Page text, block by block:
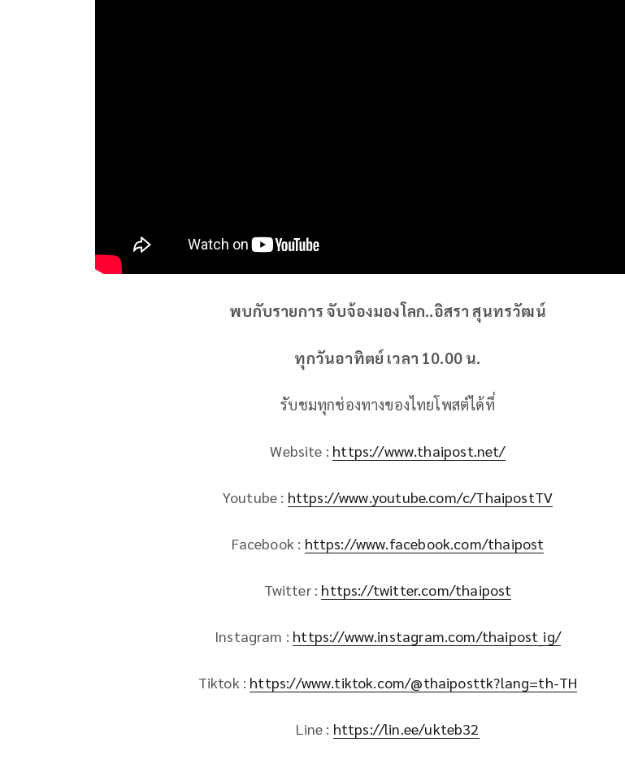
พบกับรายการ จับจ้องมองโลก..อิสรา สุนทรวัฒน์
ทุกวันอาทิตย์ เวลา 10.00 น.
รับชมทุกช่องทางของไทยโพสต์ได้ที่
Website : https://www.thaipost.net/
Youtube : https://www.youtube.com/c/ThaipostTV
Facebook : https://www.facebook.com/thaipost
Twitter : https://twitter.com/thaipost
Instagram : https://www.instagram.com/thaipost_ig/
Tiktok : https://www.tiktok.com/@thaiposttk?lang=th-TH
Line : https://lin.ee/ukteb32